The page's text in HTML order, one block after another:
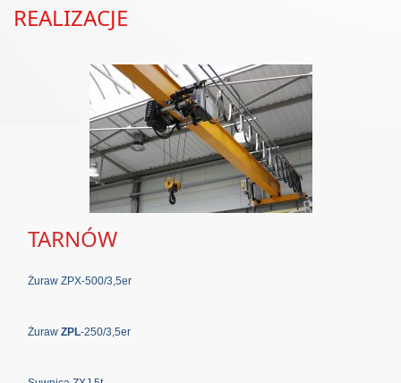
REALIZACJE
TARNÓW
Żuraw ZPX-500/3,5er
Żuraw ZPL-250/3,5er